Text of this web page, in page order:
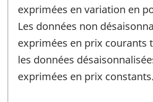
exprimées en variation en
Les données non
exprimées en prix courants
les données
exprimées en prix constants.